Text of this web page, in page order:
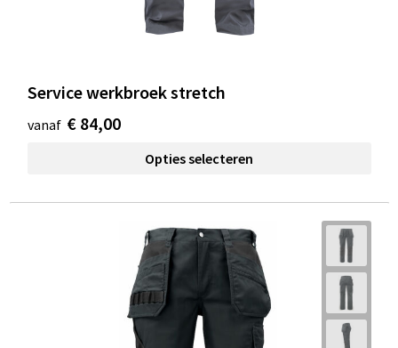
Service werkbroek stretch
vanaf € 84,00
Opties selecteren